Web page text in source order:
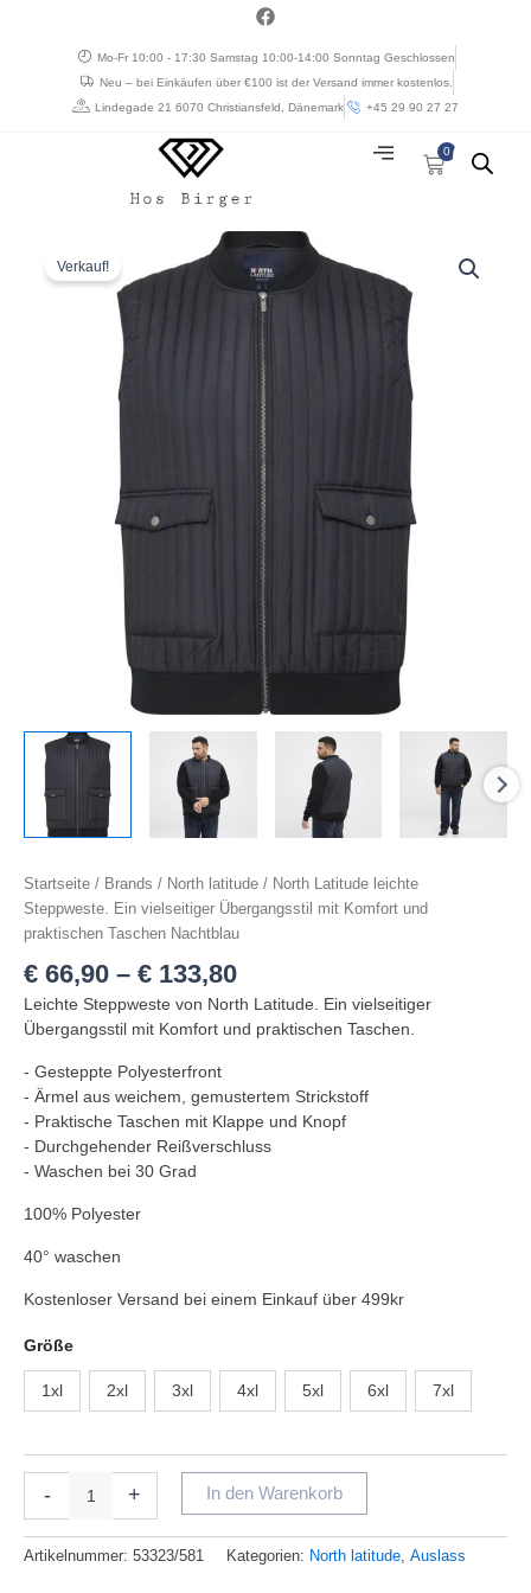
a
e
o
o
Mo-Fr 10:00 - 17:30 Samstag 10:00-14:00 Sonntag Geschlossen
Neu – bei Einkäufen über €100 ist der Versand immer kostenlos.
Lindegade 21 6070 Christiansfeld, Dänemark
+45 29 90 27 27
0
Warenkorb
Verkauf!
Startseite / Brands / North latitude / North Latitude leichte
Steppweste. Ein vielseitiger Übergangsstil mit Komfort und
praktischen Taschen Nachtblau
€ 66,90 – € 133,80
Preisspanne:
€ 66,90
bis
€ 133,80
Leichte Steppweste von North Latitude. Ein vielseitiger
Übergangsstil mit Komfort und praktischen Taschen.
- Gesteppte Polyesterfront
- Ärmel aus weichem, gemustertem Strickstoff
- Praktische Taschen mit Klappe und Knopf
- Durchgehender Reißverschluss
- Waschen bei 30 Grad
100% Polyester
40° waschen
Kostenloser Versand bei einem Einkauf über 499kr
Größe
1xl 2xl 3xl 4xl 5xl 6xl 7xl
-
Latitude
+ In den Warenkorb
Artikelnummer: 53323/581 Kategorien: North latitude, Auslass